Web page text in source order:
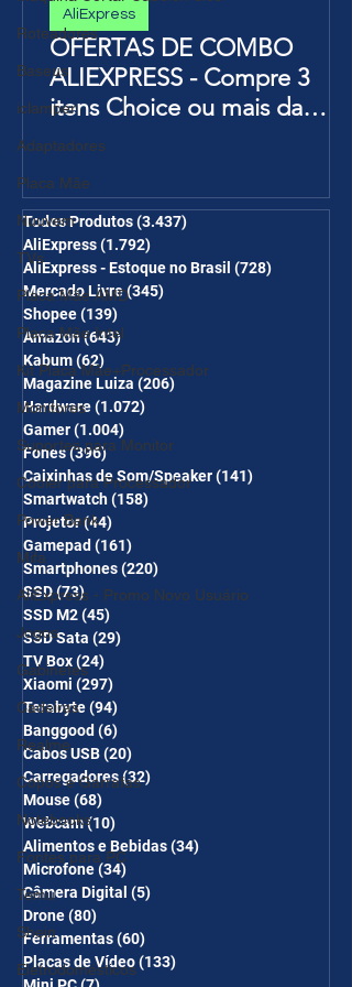
Roteadores
Baseus
iclamper
Adaptadores
Placa Mãe
Nuuvem
TVs
Placa Mãe AMD
Placa Mãe Intel
Kit Placa Mãe+Processador
Monitores
Suportes para Monitor
Cooler para Processador
Power Bank
Mifa
AliExpress - Promo Novo Usuário
Jogos
Gabinetes
Cadeiras
Realme
Copos e Garrafas
Notebooks
Fontes para PC
Temu
Shein
Eletrodomésticos
OFERTAS DE COMBO
ALIEXPRESS - Compre 3
itens Choice ou mais da
Página de Promoções e
desc em 6 itens/R$25 de
desc em 10 itens) OS
CUPONS SÃO VÁLIDOS NO
COMBO
AliExpress
Todos Produtos(3.437)
AliExpress(1.792)
AliExpress - Estoque no Brasil (728)
Mercado Livre(345)
Shopee(139)
Amazon(643)643 posts
Kabum(62) 62 posts
Magazine Luiza (206)
Hardware(1.072)
Gamer(1.004)
Fones(396)396 posts
Caixinhas de Som/Speaker(141)
Smartwatch(158)
Projetor(44)
Gamepad (161)
Smartphones(220)
SSD(73)73 posts
SSD M2(45)
SSD Sata (29)
TV Box(24)
Xiaomi (297)
Terabyte(94)
Banggood (6)
Cabos USB(20)
Carregadores(32)
Mouse(68)
Webcam(10)
Alimentos e Bebidas(34)
Microfone(34)
Câmera Digital (5)
Drone(80)
Ferramentas(60)
Placas de Vídeo(133)